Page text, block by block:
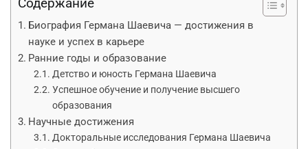
Биография Германа Шаевича — достижения в
науке и успех в карьере
Ранние годы и образование
Детство и юность Германа Шаевича
Успешное обучение и получение высшего
образования
Научные достижения
Докторальные исследования Германа Шаевича